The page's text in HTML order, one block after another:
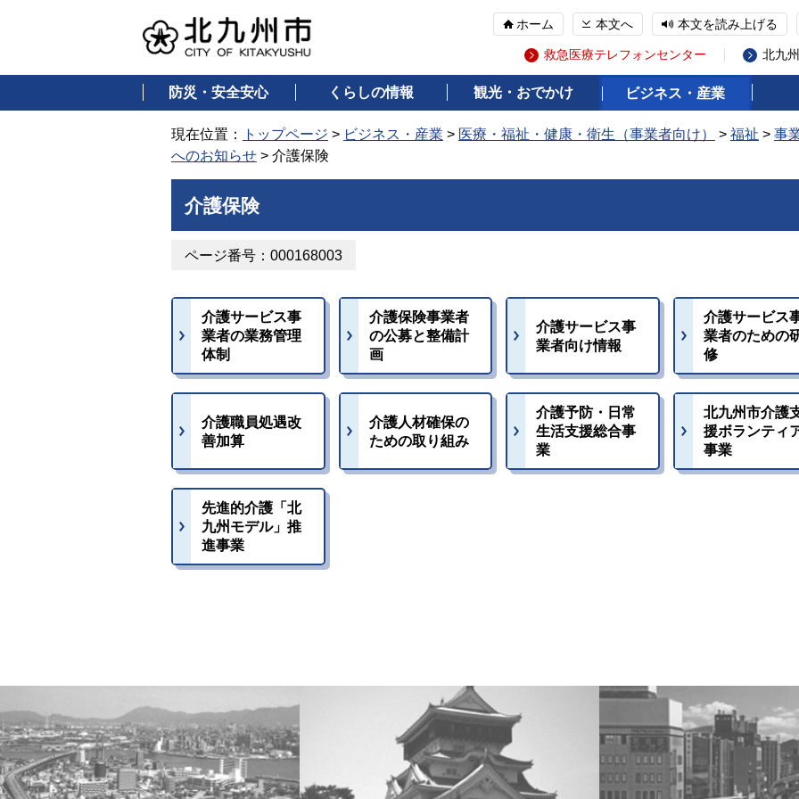
ホーム 本文へ 本文を読み上げる
救急医療テレフォンセンター 北九
防災・安全安心 くらしの情報 観光・おでかけ ビジネス・産業
現在位置： トップページ > ビジネス・産業 > 医療・福祉・健康・衛生（事業者向け） > 福祉 > 事
へのお知らせ > 介護保険
介護保険
ページ番号：000168003
介護サービス事
業者の業務管理
体制
介護保険事業者
の公募と整備計
画
介護サービス事
業者向け情報
介護サービス
業者のための
修
介護職員処遇改
善加算
介護人材確保の
ための取り組み
介護予防・日常
生活支援総合事
業
北九州市介護
援ボランティ
事業
先進的介護「北
九州モデル」推
進事業